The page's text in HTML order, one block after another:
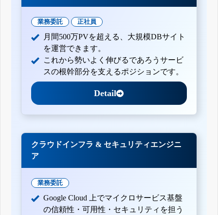
業務委託 正社員
月間500万PVを超える、大規模DBサイト
を運営できます。
これから勢いよく伸びるであろうサービ
スの根幹部分を支えるポジションです。
Detail
クラウドインフラ & セキュリティエンジニ
ア
業務委託
Google Cloud 上でマイクロサービス基盤
の信頼性・可用性・セキュリティを担う